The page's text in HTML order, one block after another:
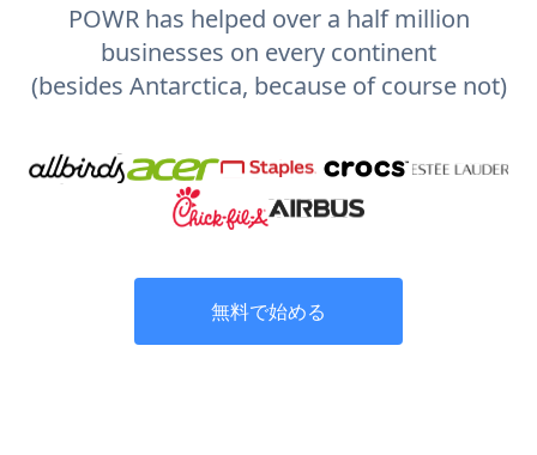
POWR has helped over a half million
businesses on every continent
(besides Antarctica, because of course not)
無料で始める